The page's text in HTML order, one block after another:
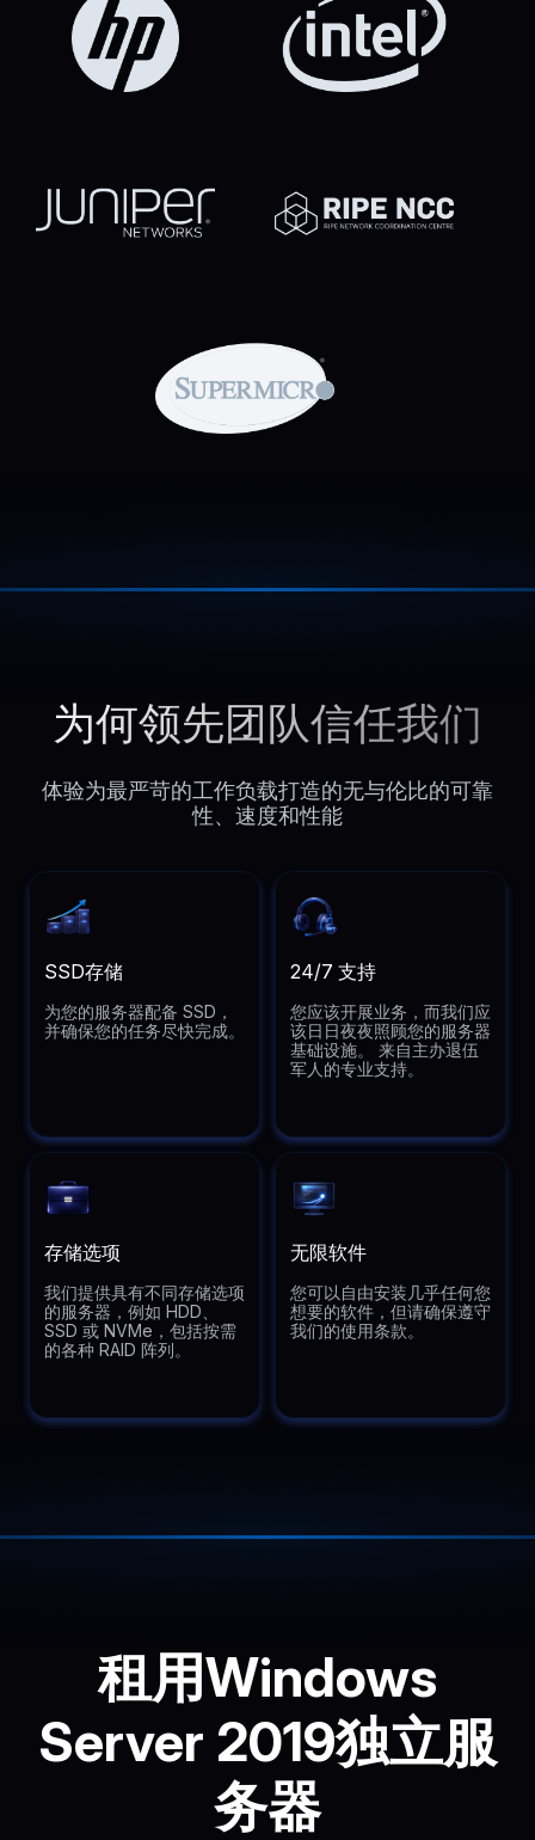
为何领先团队信任我们
体验为最严苛的工作负载打造的无与伦比的可靠
性、速度和性能
SSD存储
为您的服务器配备 SSD，
并确保您的任务尽快完成。
24/7 支持
您应该开展业务，而我们应
该日日夜夜照顾您的服务器
基础设施。 来自主办退伍
军人的专业支持。
存储选项
我们提供具有不同存储选项
的服务器，例如 HDD、
SSD 或 NVMe，包括按需
的各种 RAID 阵列。
无限软件
您可以自由安装几乎任何您
想要的软件，但请确保遵守
我们的使用条款。
租用Windows
Server 2019独立服
务器